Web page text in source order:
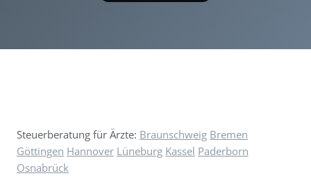
Steuerberatung für Ärzte: Braunschweig Bremen
Göttingen Hannover Lüneburg Kassel Paderborn
Osnabrück